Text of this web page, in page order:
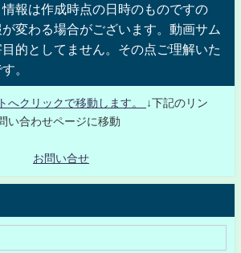
報は作成時点の日時のものですの
変わる場合がございます。動画サム
的としてません。その点ご理解いた
。
へクリックで移動します。
↓下記のリン
い合わせページに移動
お問い合せ